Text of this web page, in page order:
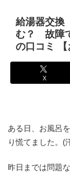
給湯器交換
む？ 故障
の口コミ 【
X
ある日、お風呂
り慌てました。(
昨日までは問題